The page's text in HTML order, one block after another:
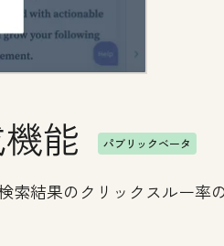
能 パブリックベータ
結果のクリックスルー率